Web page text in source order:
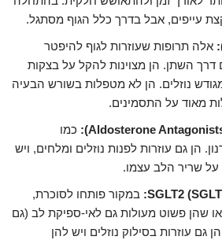
עייפים, אבל בדרך כלל הגוף מסתגל.
אלה תרופות שעוזרות לגוף להיפטר
דרך השתן. הן מצוינות להקל על בצקות
נוזלים. הן לא מטפלות בשורש הבעיה
מאוד על התסמינים.
כמו
הן גם עוזרות לפנות נוזלים ומלחים, ויש
שריר הלב עצמו.
במקור פותחו לסוכרת,
שהן פשוט מעולות גם לאי-ספיקת לב (גם
גם עוזרות בסילוק נוזלים ויש להן